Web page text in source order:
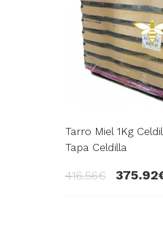
Tarro Miel 1Kg
Tapa Celdilla
416.56 375.92